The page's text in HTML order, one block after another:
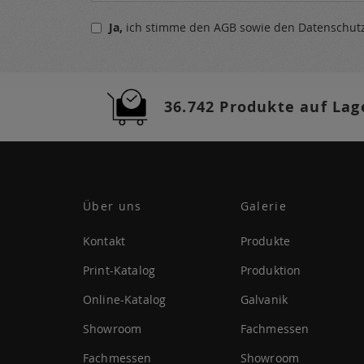
für Ja, ich stimme den AGB sowie den
36.742 Produkte auf
Über uns
Kontakt
Print-Katalog
Online-Katalog
Showroom
Fachmessen
Galerie
Produkte
Produktion
Galvanik
Fachmessen
Showroom